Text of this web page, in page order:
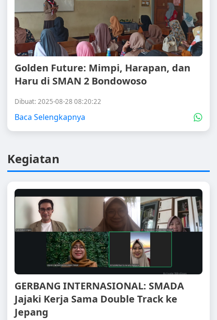
Golden Future: Mimpi, Harapan, dan
Haru di SMAN 2 Bondowoso
Dibuat: 2025-08-28 08:20:22
Baca Selengkapnya
Kegiatan
GERBANG INTERNASIONAL: SMADA
Jajaki Kerja Sama Double Track ke
Jepang